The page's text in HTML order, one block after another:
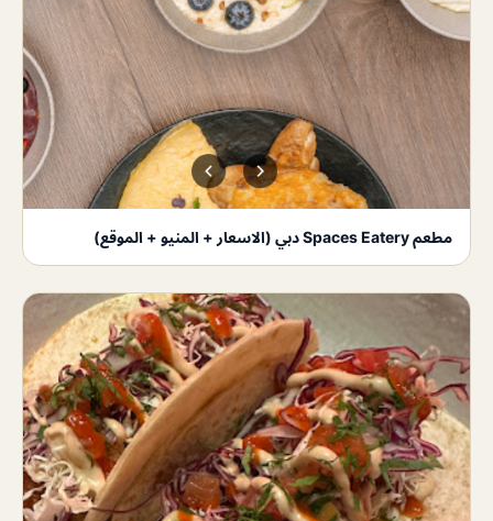
مطعم Spaces Eatery دبي (الاسعار + المنيو + الموقع)